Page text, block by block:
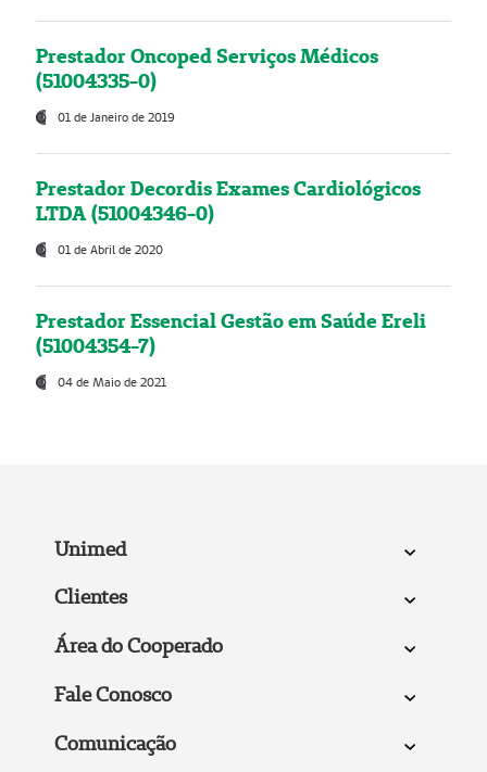
Prestador Oncoped Serviços Médicos
(51004335-0)
01 de Janeiro de 2019
Prestador Decordis Exames Cardiológicos
LTDA (51004346-0)
01 de Abril de 2020
Prestador Essencial Gestão em Saúde Ereli
(51004354-7)
04 de Maio de 2021
Unimed
Clientes
Área do Cooperado
Fale Conosco
Comunicação